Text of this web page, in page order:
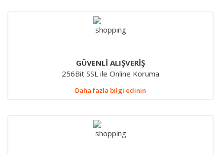
GÜVENLİ ALIŞVERİŞ
256Bit SSL ile Online Koruma
Daha fazla bilgi edinin